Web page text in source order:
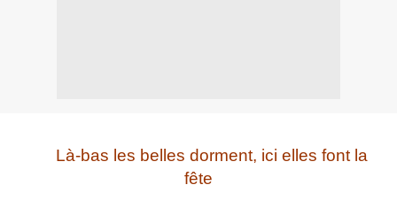
Là-bas les belles dorment, ici elles font la
fête